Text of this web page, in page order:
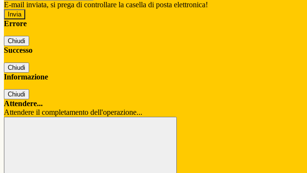
E-mail inviata, si prega di controllare la casella di posta elettronica!
Errore
Chiudi
Successo
Chiudi
Informazione
Chiudi
Attendere...
Attendere il completamento dell'operazione...